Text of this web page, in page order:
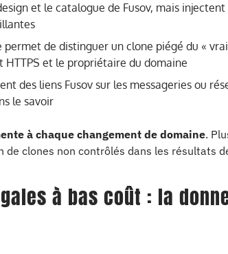
et le catalogue de Fusov, mais
de distinguer un clone piégé du «
et le propriétaire du domaine
des liens Fusov sur les messageries ou
le savoir
à chaque changement de domaine.
de clones non contrôlés dans les résultats
à bas coût : la